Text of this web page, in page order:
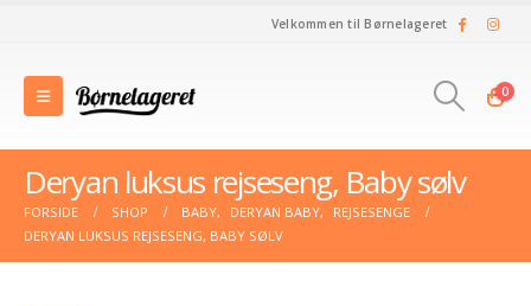
Velkommen til Børnelageret
0
Deryan luksus rejseseng, Baby sølv
FORSIDE SHOP BABY, DERYAN BABY,
REJSESENGE
DERYAN LUKSUS REJSESENG, BABY SØLV